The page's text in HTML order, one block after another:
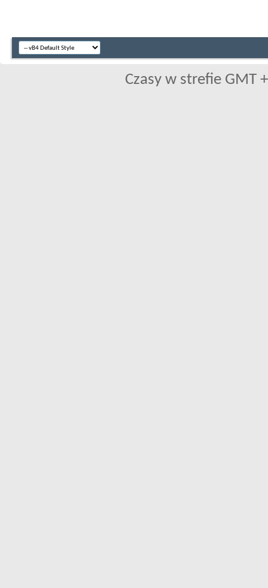
Czasy w strefie GMT